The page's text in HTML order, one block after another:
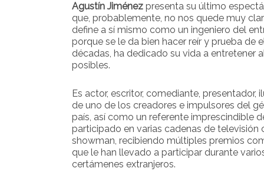
Agustín Jiménez presenta su último
que, probablemente, no nos quede muy
define a sí mismo como un ingeniero del
porque se le da bien hacer reír y prueba de
décadas, ha dedicado su vida a entretener
posibles.
Es actor, escritor, comediante, presentador,
de uno de los creadores e impulsores del
país, así como un referente imprescindible
participado en varias cadenas de televisión
showman, recibiendo múltiples premios
que le han llevado a participar durante
certámenes extranjeros.